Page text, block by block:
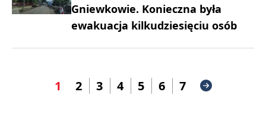
Gniewkowie. Konieczna była
ewakuacja kilkudziesięciu osób
1 2 3 4 5 6 7